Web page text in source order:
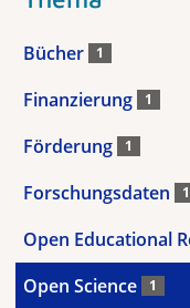
Bücher 1
Finanzierung 1
Förderung 1
Forschungsdaten 1
Open Educational
Open Science 1